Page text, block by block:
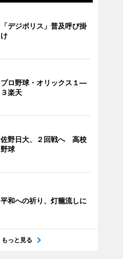
「デジポリス」普及呼び掛
け
プロ野球・オリックス１―
３楽天
佐野日大、２回戦へ 高校
野球
平和への祈り、灯籠流しに
もっと見る